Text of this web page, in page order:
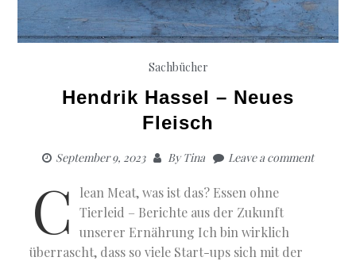
Sachbücher
Hendrik Hassel – Neues
Fleisch
September 9, 2023 ByTina Leave a comment
C
lean Meat, was ist das? Essen ohne
Tierleid – Berichte aus der Zukunft
unserer Ernährung Ich bin wirklich
überrascht, dass so viele Start-ups sich mit der